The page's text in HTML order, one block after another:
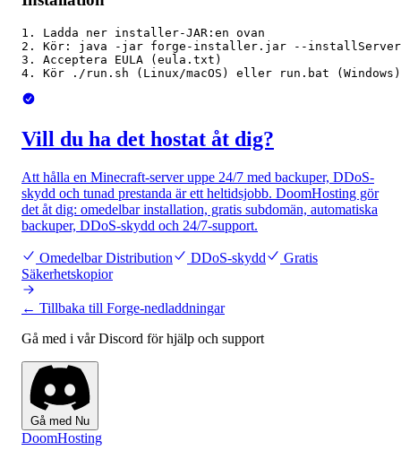
1. Ladda ner installer-JAR:en ovan
2. Kör: java -jar forge-installer.jar --installServer
3. Acceptera EULA (eula.txt)
4. Kör ./run.sh (Linux/macOS) eller run.bat (Windows)
Vill du ha det hostat åt dig?
Att hålla en Minecraft-server uppe 24/7 med backuper, DDoS-
skydd och tunad prestanda är ett heltidsjobb. DoomHosting gör
det åt dig: omedelbar installation, gratis subdomän, automatiska
backuper, DDoS-skydd och 24/7-support.
Omedelbar Distribution DDoS-skydd
Gratis
Säkerhetskopior
← Tillbaka till Forge-nedladdningar
Gå med i vår Discord för hjälp och support
Gå med Nu
DoomHosting